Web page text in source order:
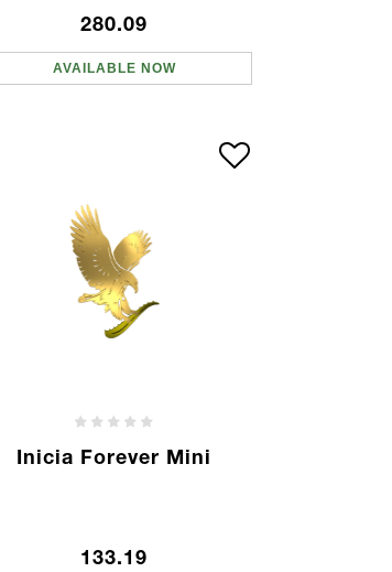
280.09
AVAILABLE NOW
Inicia Forever Mini
133.19